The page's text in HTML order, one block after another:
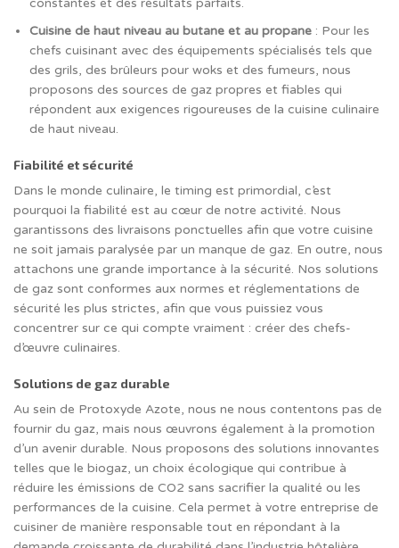
constantes et des résultats parfaits.
Cuisine de haut niveau au butane et au propane : Pour les
chefs cuisinant avec des équipements spécialisés tels que
des grils, des brûleurs pour woks et des fumeurs, nous
proposons des sources de gaz propres et fiables qui
répondent aux exigences rigoureuses de la cuisine culinaire
de haut niveau.
Fiabilité et sécurité
Dans le monde culinaire, le timing est primordial, c’est
pourquoi la fiabilité est au cœur de notre activité. Nous
garantissons des livraisons ponctuelles afin que votre cuisine
ne soit jamais paralysée par un manque de gaz. En outre, nous
attachons une grande importance à la sécurité. Nos solutions
de gaz sont conformes aux normes et réglementations de
sécurité les plus strictes, afin que vous puissiez vous
concentrer sur ce qui compte vraiment : créer des chefs-
d’œuvre culinaires.
Solutions de gaz durable
Au sein de Protoxyde Azote, nous ne nous contentons pas de
fournir du gaz, mais nous œuvrons également à la promotion
d’un avenir durable. Nous proposons des solutions innovantes
telles que le biogaz, un choix écologique qui contribue à
réduire les émissions de CO2 sans sacrifier la qualité ou les
performances de la cuisine. Cela permet à votre entreprise de
cuisiner de manière responsable tout en répondant à la